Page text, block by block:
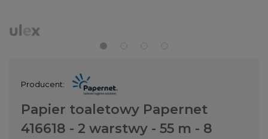
Producent:
Papier toaletowy Papernet
416618 - 2 warstwy - 55 m - 8